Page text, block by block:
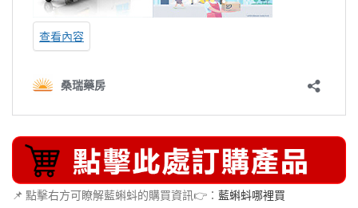
📌 點擊右方可瞭解藍蝌蚪的購買資訊👉： 藍蝌蚪哪裡買